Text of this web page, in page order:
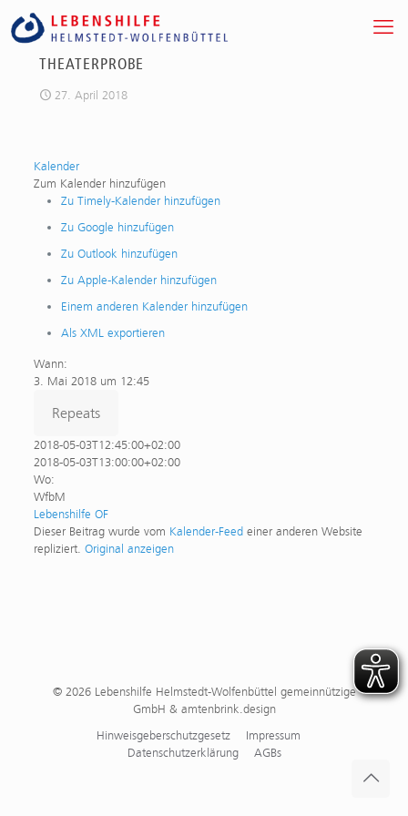
THEATERPROBE
27. April 2018
Kalender
Zum Kalender hinzufügen
Zu Timely-Kalender hinzufügen
Zu Google hinzufügen
Zu Outlook hinzufügen
Zu Apple-Kalender hinzufügen
Einem anderen Kalender hinzufügen
Als XML exportieren
Wann:
3. Mai 2018 um 12:45
Repeats
2018-05-03T12:45:00+02:00
2018-05-03T13:00:00+02:00
Wo:
WfbM
Lebenshilfe OF
Dieser Beitrag wurde vom Kalender-Feed einer anderen Website
repliziert. Original anzeigen
© 2026 Lebenshilfe Helmstedt-Wolfenbüttel gemeinnützige
GmbH & amtenbrink.design
Hinweisgeberschutzgesetz
Impressum
Datenschutzerklärung
AGBs